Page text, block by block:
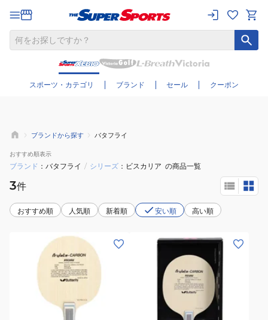
スポーツ・カテゴリ ブランド セール クーポン
さらに絞り込む
ブランドから探す バタフライ
おすすめ順表示
ブランド バタフライ / シリーズ ビスカリア の商品一覧
3件
おすすめ順 人気順 新着順 安い順 高い順